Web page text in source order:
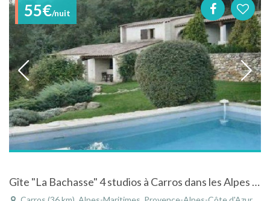
55€/nuit
Gîte "La Bachasse" 4 studios à Carros dans les Alpes Maritimes avec piscine.